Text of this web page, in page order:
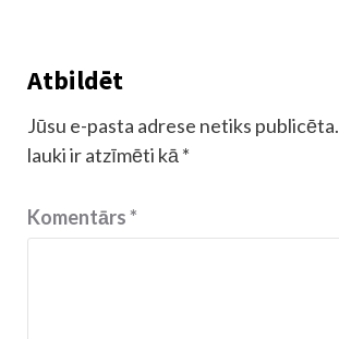
Atbildēt
Jūsu e-pasta adrese netiks publicēta.
lauki ir atzīmēti kā *
Komentārs*